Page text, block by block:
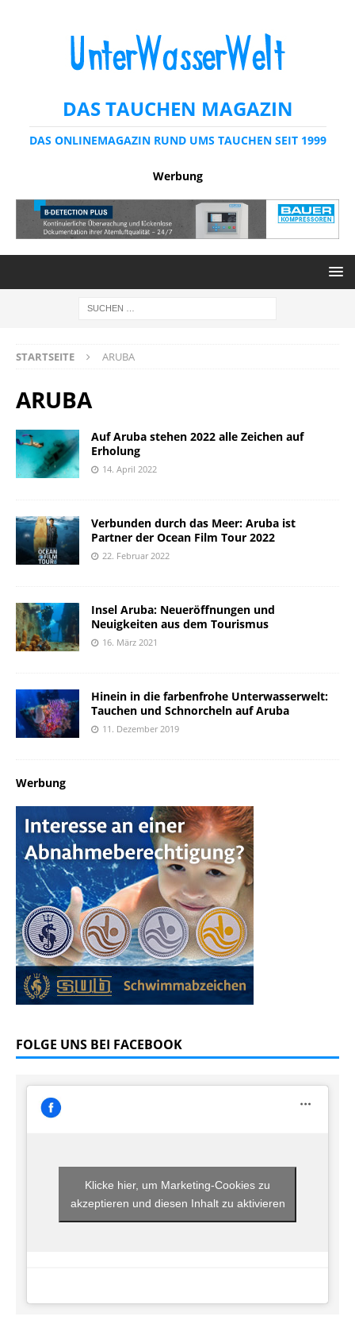
DAS TAUCHEN MAGAZIN
DAS ONLINEMAGAZIN RUND UMS TAUCHEN SEIT 1999
Werbung
STARTSEITE ARUBA
ARUBA
Auf Aruba stehen 2022 alle Zeichen auf
Erholung
14. April 2022
Verbunden durch das Meer: Aruba ist
Partner der Ocean Film Tour 2022
22. Februar 2022
Insel Aruba: Neueröffnungen und
Neuigkeiten aus dem Tourismus
16. März 2021
Hinein in die farbenfrohe Unterwasserwelt:
Tauchen und Schnorcheln auf Aruba
11. Dezember 2019
Werbung
FOLGE UNS BEI FACEBOOK
Klicke hier, um Marketing-Cookies zu
akzeptieren und diesen Inhalt zu aktivieren